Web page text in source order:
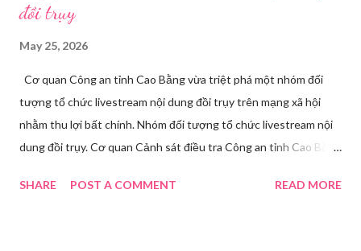
đồi trụy
May 25, 2026
Cơ quan Công an tỉnh Cao Bằng vừa triệt phá một nhóm đối
tượng tổ chức livestream nội dung đồi trụy trên mạng xã hội
nhằm thu lợi bất chính. Nhóm đối tượng tổ chức livestream nội
dung đồi trụy. Cơ quan Cảnh sát điều tra Công an tỉnh Cao Bằng
tạm giam đối với Triệu Thị Dung về hành vi truyền bá văn hóa
SHARE POST A COMMENT READ MORE